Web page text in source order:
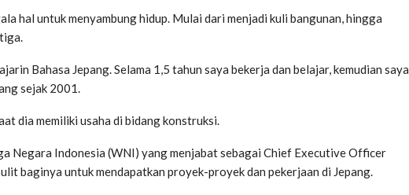
hal untuk menyambung hidup. Mulai dari menjadi kuli bangunan, hingga
Bahasa Jepang. Selama 1,5 tahun saya bekerja dan belajar, kemudian saya
sejak 2001.
dia memiliki usaha di bidang konstruksi.
Negara Indonesia (WNI) yang menjabat sebagai Chief Executive Officer
baginya untuk mendapatkan proyek-proyek dan pekerjaan di Jepang.